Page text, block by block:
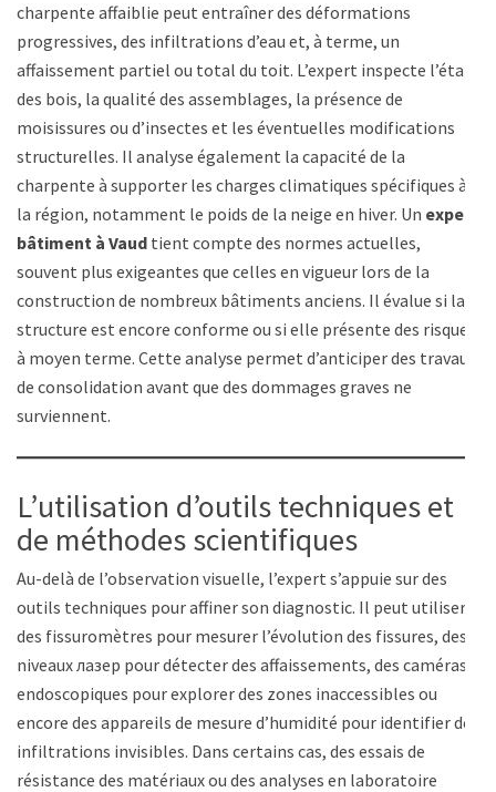
charpente affaiblie peut entraîner des déformations
progressives, des infiltrations d’eau et, à terme, un
affaissement partiel ou total du toit. L’expert inspecte l’état
des bois, la qualité des assemblages, la présence de
moisissures ou d’insectes et les éventuelles modifications
structurelles. Il analyse également la capacité de la
charpente à supporter les charges climatiques spécifiques à
la région, notamment le poids de la neige en hiver. Un expert
bâtiment à Vaud tient compte des normes actuelles,
souvent plus exigeantes que celles en vigueur lors de la
construction de nombreux bâtiments anciens. Il évalue si la
structure est encore conforme ou si elle présente des risques
à moyen terme. Cette analyse permet d’anticiper des travaux
de consolidation avant que des dommages graves ne
surviennent.
L’utilisation d’outils techniques et
de méthodes scientifiques
Au-delà de l’observation visuelle, l’expert s’appuie sur des
outils techniques pour affiner son diagnostic. Il peut utiliser
des fissuromètres pour mesurer l’évolution des fissures, des
niveaux лазер pour détecter des affaissements, des caméras
endoscopiques pour explorer des zones inaccessibles ou
encore des appareils de mesure d’humidité pour identifier des
infiltrations invisibles. Dans certains cas, des essais de
résistance des matériaux ou des analyses en laboratoire